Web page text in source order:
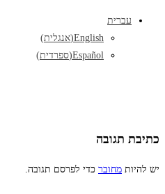
עברית
English
(אנגלית)
Español
(ספרדית)
כתיבת תגובה
יש להיות מחובר כדי לפרסם תגובה.